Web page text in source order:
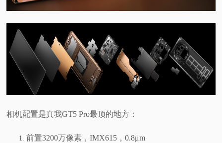
相机配置是真我GT5 Pro最顶的地方：
前置3200万像素，IMX615，0.8μm